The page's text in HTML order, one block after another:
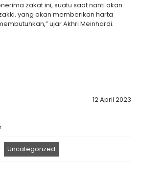
zakat ini, suatu saat nanti akan
yang akan memberikan harta
ujar Akhri Meinhardi.
12 April 2023
Uncategorized